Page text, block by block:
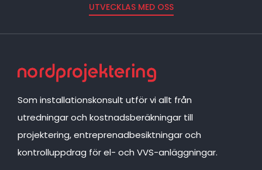
UTVECKLAS MED OSS
Som installationskonsult utför vi allt från
utredningar och kostnadsberäkningar till
projektering, entreprenadbesiktningar och
kontrolluppdrag för el- och VVS-anläggningar.